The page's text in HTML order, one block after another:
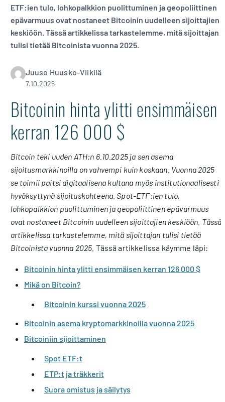
ETF:ien tulo, lohkopalkkion puolittuminen ja geopoliittinen
epävarmuus ovat nostaneet Bitcoinin uudelleen sijoittajien
keskiöön. Tässä artikkelissa tarkastelemme, mitä sijoittajan
tulisi tietää Bitcoinista vuonna 2025.
Juuso Huusko-Viikilä
7.10.2025
Bitcoinin hinta ylitti ensimmäisen
kerran 126 000 $
Bitcoin teki uuden ATH:n 6.10.2025 ja sen asema
sijoitusmarkkinoilla on vahvempi kuin koskaan. Vuonna 2025
se toimii paitsi digitaalisena kultana myös institutionaalisesti
hyväksyttynä sijoituskohteena. Spot-ETF:ien tulo,
lohkopalkkion puolittuminen ja geopoliittinen epävarmuus
ovat nostaneet Bitcoinin uudelleen sijoittajien keskiöön. Tässä
artikkelissa tarkastelemme, mitä sijoittajan tulisi tietää
Bitcoinista vuonna 2025. Tässä artikkelissa käymme läpi:
Bitcoinin hinta ylitti ensimmäisen kerran 126 000 $
Mikä on Bitcoin?
Bitcoinin kurssi vuonna 2025
Bitcoinin asema kryptomarkkinoilla vuonna 2025
Bitcoiniin sijoittaminen
Spot ETF:t
ETP:t ja träkkerit
Suora omistus ja säilytys